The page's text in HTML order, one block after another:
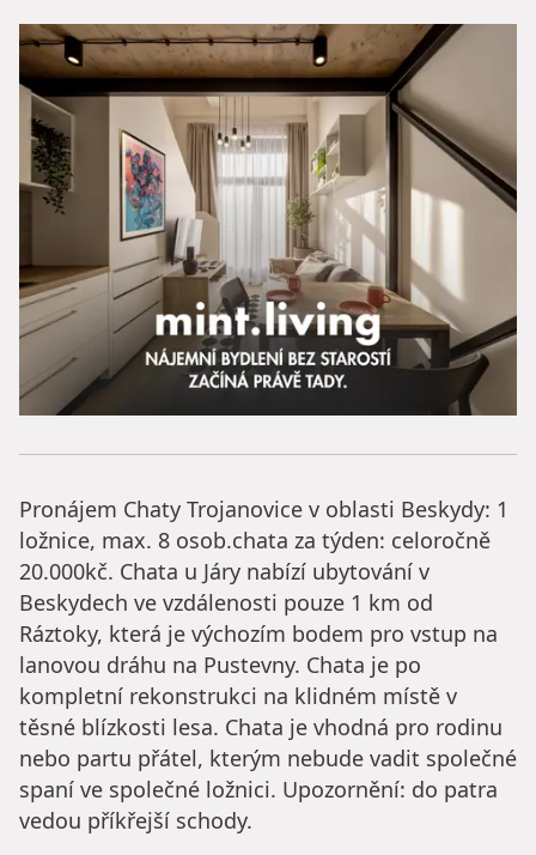
Pronájem Chaty Trojanovice v oblasti Beskydy: 1
ložnice, max. 8 osob.chata za týden: celoročně
20.000kč. Chata u Járy nabízí ubytování v
Beskydech ve vzdálenosti pouze 1 km od
Ráztoky, která je výchozím bodem pro vstup na
lanovou dráhu na Pustevny. Chata je po
kompletní rekonstrukci na klidném místě v
těsné blízkosti lesa. Chata je vhodná pro rodinu
nebo partu přátel, kterým nebude vadit společné
spaní ve společné ložnici. Upozornění: do patra
vedou příkřejší schody.